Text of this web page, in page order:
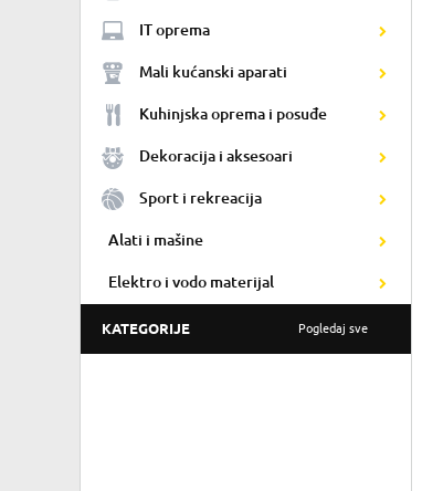
IT oprema
Mali kućanski aparati
Kuhinjska oprema i posuđe
Dekoracija i aksesoari
Sport i rekreacija
Alati i mašine
Elektro i vodo materijal
KATEGORIJE Pogledaj sve